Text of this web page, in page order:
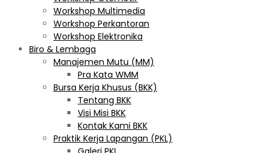
Workshop Multimedia
Workshop Perkantoran
Workshop Elektronika
Biro & Lembaga
Manajemen Mutu (MM)
Pra Kata WMM
Bursa Kerja Khusus (BKK)
Tentang BKK
Visi Misi BKK
Kontak Kami BKK
Praktik Kerja Lapangan (PKL)